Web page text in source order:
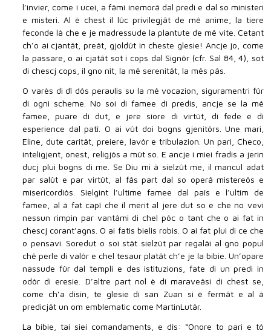
l’invier, come i ucei, a fâmi inemorâ dal predi e dal so ministeri
e misteri. Al è chest il lûc privilegjât de mê anime, la tiere
feconde là che e je madressude la plantute de mê vite. Cetant
ch’o ai cjantât, preât, gjoldût in cheste glesie! Ancje jo, come
la passare, o ai cjatât sot i cops dal Signôr (cfr. Sal 84, 4), sot
di chescj cops, il gno nît, la mê serenitât, la mês pâs.
O varès di dî dôs peraulis su la mê vocazion, siguramentri fûr
di ogni scheme. No soi di famee di predis, ancje se la mê
famee, puare di dut, e jere siore di virtût, di fede e di
esperience dal patî. O ai vût doi bogns gjenitôrs. Une mari,
Eline, dute caritât, preiere, lavôr e tribulazion. Un pari, Checo,
inteligjent, onest, religjôs a mût so. E ancje i miei fradis a jerin
ducj plui bogns di me. Se Diu mi à sielzût me, il mancul adat
par salût e par virtût, al fâs part dal so operâ mistereôs e
misericordiôs. Sielgint l’ultime famee dal paîs e l’ultim de
famee, al à fat capî che il merit al jere dut so e che no vevi
nessun rimpin par vantâmi di chel pôc o tant che o ai fat in
chescj corant’agns. O ai fatis bielis robis. O ai fat plui di ce che
o pensavi. Soredut o soi stât sielzût par regalâi al gno popul
chê perle di valôr e chel tesaur platât ch’e je la bibie. Un’opare
nassude fûr dal templi e des istituzions, fate di un predi in
odôr di eresie. D’altre part nol è di maraveâsi di chest se,
come ch’a disin, te glesie di san Zuan si è fermât e al à
predicjât un om emblematic come MartinLutâr.
La bibie, tai siei comandaments, e dîs: “Onore to pari e tô